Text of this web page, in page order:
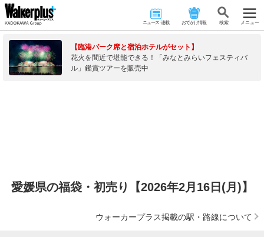
ニュース･連載 おでかけ情報 検 索 メニュー
【臨港パーク席と宿泊ホテルがセット】
花火を間近で堪能できる！「みなとみらいフェスティバ
ル」鑑賞ツアーを販売中
愛媛県の福袋・初売り【2026年2月16日(月)】
ウォーカープラス掲載の駅・路線について